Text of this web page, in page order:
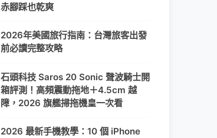
赤腳踩也乾爽
2026年美國旅行指南：台灣旅客出發
前必讀完整攻略
石頭科技 Saros 20 Sonic 聲波騎士開
箱評測！高頻震動拖地＋4.5cm 越
障，2026 旗艦掃拖機皇一次看
2026 最新手機教學：10 個 iPhone